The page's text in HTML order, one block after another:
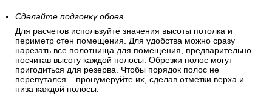
Сделайте подгонку обоев.
Для расчетов используйте значения высоты потолка и
периметр стен помещения. Для удобства можно сразу
нарезать все полотнища для помещения, предварительно
посчитав высоту каждой полосы. Обрезки полос могут
пригодиться для резерва. Чтобы порядок полос не
перепутался – пронумеруйте их, сделав отметки верха и
низа каждой полосы.